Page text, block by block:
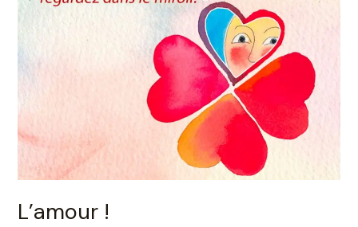
L’amour !